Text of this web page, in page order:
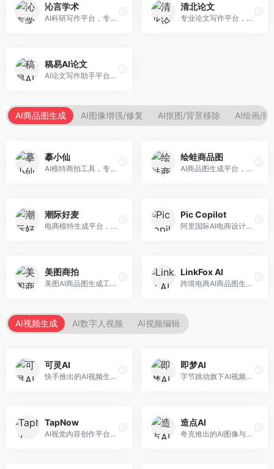
沁言学术
AI科研写作平台，专注于学术研究辅助。面向研究生和科研工作者，提供文献分析、研究方法指导、论文撰写等服务，学术资源丰富，研究支持全面。
清北论文
专业论文写作平台，依托高校学术资源。面向本科生和研究生，提供论文指导、写作辅助、查重检测等服务，学术规范性强，适合追求高质量论文的用户。
稿易AI论文
AI论文写作助手平台，提供智能化学术写作支持。面向高校学生，支持多种论文类型生成，提供参考文献管理和格式规范服务，操作流程简单。
AI商品图生成 AI图像增强/修复 AI抠图/背景移除 AI绘画/图
摹小仙
AI模特商拍工具，专注于服装电商。面向服装电商卖家，提供虚拟模特试穿、商品展示图生成等服务，模特形象多样，拍摄成本低。
绘蛙商品图
AI商品图生成平台，支持模特换装和场景生成。面向电商卖家，提供商品上身效果展示、场景化商品图生成等服务，电商营销效果显著。
潮际好麦
电商模特生成平台，支持AI虚拟模特创作。面向服装和配饰电商，提供模特试穿、商品展示、营销素材生成等服务，模特形象可定制。
Pic Copilot
阿里国际AI电商设计工具，专注于跨境电商。面向跨境电商卖家，提供商品图优化、营销海报生成、多语言适配等服务，海外市场适配性强。
美图商拍
美图AI商品图生成工具，整合美图生态。面向电商卖家，提供商品图美化、模特替换、场景生成等服务，移动端操作便捷。
LinkFox AI
跨境电商AI商品图生成工具。面向跨境电商卖家，支持多语言商品图生成、模特替换、场景优化等服务，适配海外电商平台需求。
AI视频生成 AI数字人视频 AI视频编辑
可灵AI
快手推出的AI视频生成平台，支持文生视频和图生视频，可生成长达2分钟的高质量视频内容。面向短视频创作者和营销人员，操作简便，生成效果逼真，适合商业推广和创意表达。
即梦AI
字节跳动旗下AI视频创作平台，支持多模态内容生成。面向内容创作者和营销人员，提供文生视频、图生视频、智能剪辑等功能，中文理解能力强，创作效率高。
TapNow
AI视觉内容创作平台，整合图像与视频生成能力。面向内容创作者，提供文生图、文生视频、智能编辑等服务，创作工具丰富，一站式体验便捷。
造点AI
夸克推出的AI图像与视频创作平台。面向普通用户和内容创作者，提供文生图、文生视频等功能，操作简便，与夸克生态深度整合。